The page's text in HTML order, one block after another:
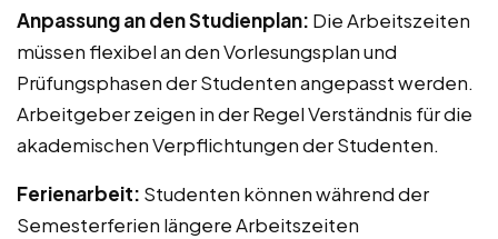
Anpassung an den Studienplan: Die Arbeitszeiten
müssen flexibel an den Vorlesungsplan und
Prüfungsphasen der Studenten angepasst werden.
Arbeitgeber zeigen in der Regel Verständnis für die
akademischen Verpflichtungen der Studenten.
Ferienarbeit: Studenten können während der
Semesterferien längere Arbeitszeiten